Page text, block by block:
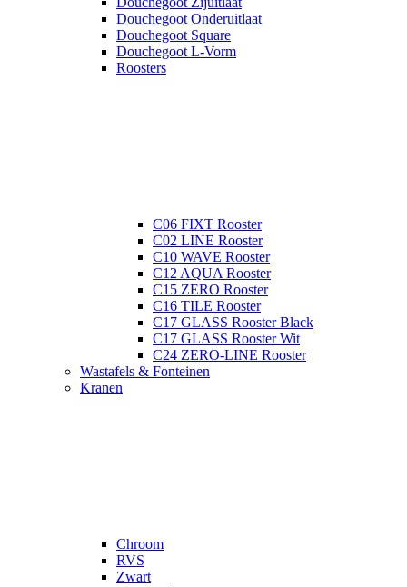
Douchegoot Onderuitlaat
Douchegoot Square
Douchegoot L-Vorm
Roosters
C06 FIXT Rooster
C02 LINE Rooster
C10 WAVE Rooster
C12 AQUA Rooster
C15 ZERO Rooster
C16 TILE Rooster
C17 GLASS Rooster Black
C17 GLASS Rooster Wit
C24 ZERO-LINE Rooster
Wastafels & Fonteinen
Kranen
Chroom
RVS
Zwart